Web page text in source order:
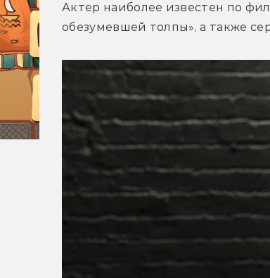
Актер наиболее известен по
обезумевшей толпы», а также